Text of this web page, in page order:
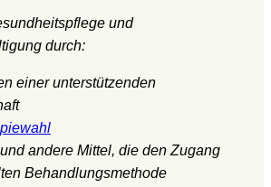
und
durch:
einer unterstützenden
andere Mittel, die den Zugang
Behandlungsmethode